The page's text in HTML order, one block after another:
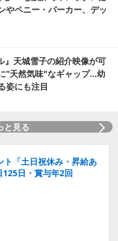
ペニー・パーカー、デッ
』天城雪子の紹介映像が可
“天然気味"なギャップ…幼
姿にも注目
と見る
「土日祝休み・昇給あ
日・賞与年2回